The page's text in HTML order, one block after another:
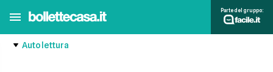
Parte del gruppo:
Autolettura